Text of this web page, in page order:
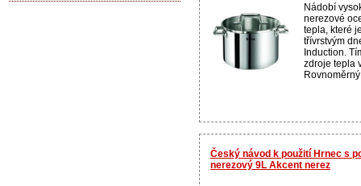
Nádobí
nerezové
tepla, které
třívrstvým
Induction.
zdroje tepla
Český návod k použití Hrnec s
nerezový 9L Akcent nerez